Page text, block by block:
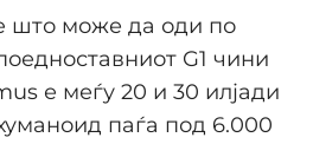
што може да оди по
G1 чини
е меѓу 20 и 30 илјади
паѓа под 6.000